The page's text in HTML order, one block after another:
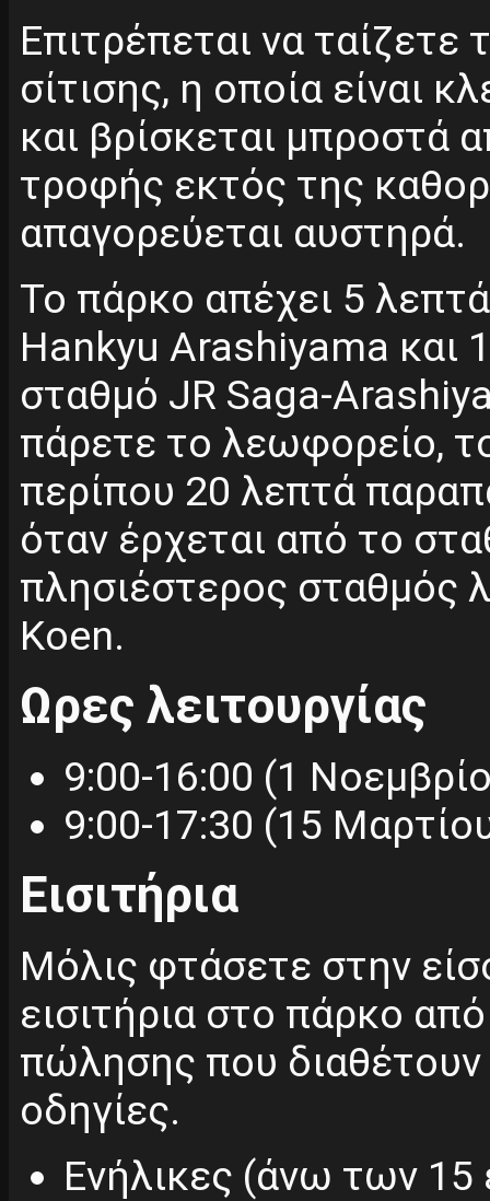
Επιτρέπεται να
σίτισης, η οποία είναι
και βρίσκεται μπροστά
τροφής εκτός της
απαγορεύεται αυστηρά.
Το πάρκο απέχει 5
Hankyu Arashiyama και
σταθμό JR Saga-
πάρετε το λεωφορείο,
περίπου 20 λεπτά
όταν έρχεται από το
πλησιέστερος σταθμός
Koen.
Ωρες λειτουργίας
9:00-16:00 (1
9:00-17:30 (15
Εισιτήρια
Μόλις φτάσετε στην
εισιτήρια στο πάρκο
πώλησης που διαθέτουν
οδηγίες.
Ενήλικες (άνω των 15